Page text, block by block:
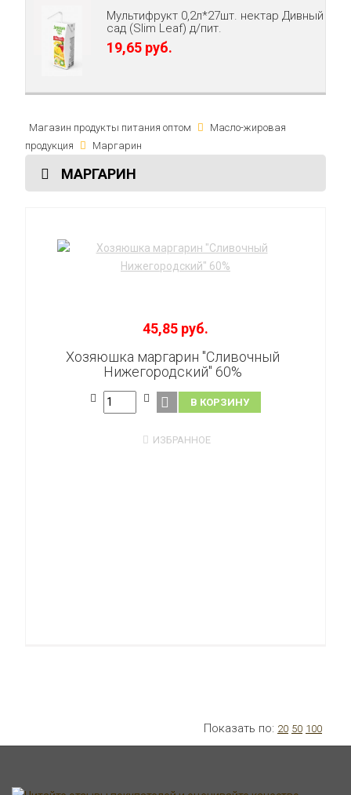
Мультифрукт 0,2л*27шт. нектар Дивный
сад (Slim Leaf) д/пит.
19,65 руб.
Магазин продукты питания оптом
Масло-жировая
продукция
Маргарин
МАРГАРИН
45,85 руб.
Хозяюшка маргарин "Сливочный
Нижегородский" 60%
В КОРЗИНУ
ИЗБРАННОЕ
Показать по: 20 50 100